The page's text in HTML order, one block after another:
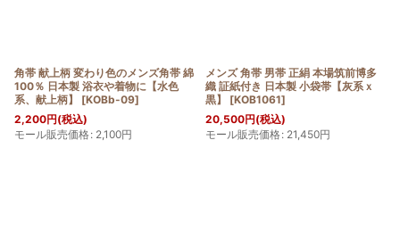
角帯 献上柄 変わり色のメンズ角帯 綿
100％ 日本製 浴衣や着物に【水色
系、献上柄】
[KOBb-09]
2,200円(税込)
モール販売価格: 2,100円
メンズ 角帯 男帯 正絹 本場筑前博多
織 証紙付き 日本製 小袋帯【灰系ｘ
黒】
[KOB1061]
20,500円(税込)
モール販売価格: 21,450円